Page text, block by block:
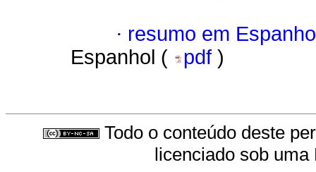
· resumo em
Espanhol (
pdf )
Todo o conteúdo deste
licenciado sob uma